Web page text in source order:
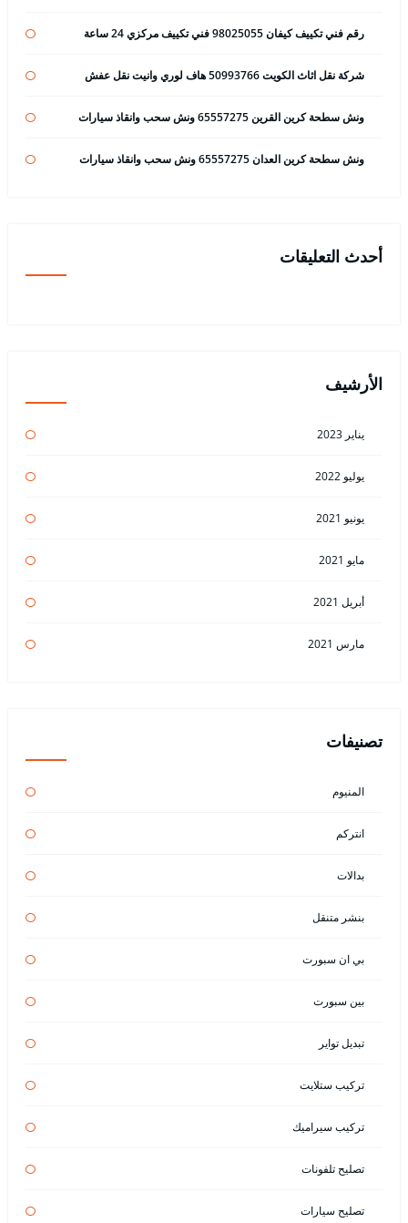
رقم فني تكييف كيفان 98025055 فني تكييف مركزي 24 ساعة
شركة نقل اثاث الكويت 50993766 هاف لوري وانيت نقل عفش
ونش سطحة كرين القرين 65557275 ونش سحب وانقاذ سيارات
ونش سطحة كرين العدان 65557275 ونش سحب وانقاذ سيارات
أحدث التعليقات
الأرشيف
يناير 2023
يوليو 2022
يونيو 2021
مايو 2021
أبريل 2021
مارس 2021
تصنيفات
المنيوم
انتركم
بدالات
بنشر متنقل
بي ان سبورت
بين سبورت
تبديل تواير
تركيب ستلايت
تركيب سيراميك
تصليح تلفونات
تصليح سيارات